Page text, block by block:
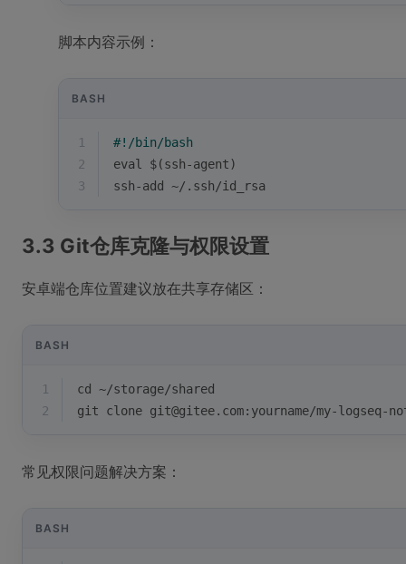
脚本内容示例：
BASH
1
#!/bin/bash
2
eval
$(ssh-agent)
3
ssh-add ~/.ssh/id_rsa
3.3 Git仓库克隆与权限设置
安卓端仓库位置建议放在共享存储区：
BASH
1 cd
~/storage/shared
2
git clone git@gitee.com:yourname/my-logseq-
常见权限问题解决方案：
BASH